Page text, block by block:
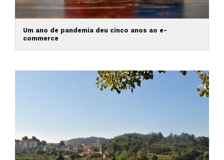
Um ano de pandemia deu cinco anos ao e-
commerce